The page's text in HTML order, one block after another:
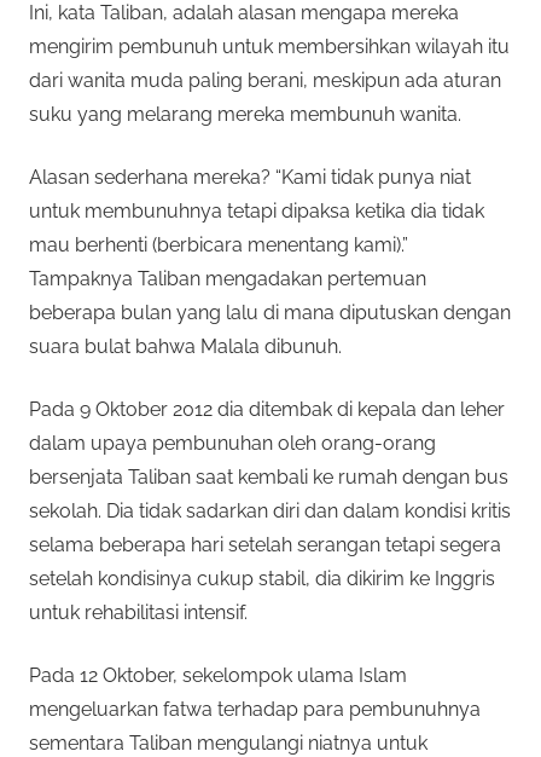
Ini, kata Taliban, adalah alasan mengapa mereka
mengirim pembunuh untuk membersihkan wilayah itu
dari wanita muda paling berani, meskipun ada aturan
suku yang melarang mereka membunuh wanita.
Alasan sederhana mereka? “Kami tidak punya niat
untuk membunuhnya tetapi dipaksa ketika dia tidak
mau berhenti (berbicara menentang kami).”
Tampaknya Taliban mengadakan pertemuan
beberapa bulan yang lalu di mana diputuskan dengan
suara bulat bahwa Malala dibunuh.
Pada 9 Oktober 2012 dia ditembak di kepala dan leher
dalam upaya pembunuhan oleh orang-orang
bersenjata Taliban saat kembali ke rumah dengan bus
sekolah. Dia tidak sadarkan diri dan dalam kondisi kritis
selama beberapa hari setelah serangan tetapi segera
setelah kondisinya cukup stabil, dia dikirim ke Inggris
untuk rehabilitasi intensif.
Pada 12 Oktober, sekelompok ulama Islam
mengeluarkan fatwa terhadap para pembunuhnya
sementara Taliban mengulangi niatnya untuk